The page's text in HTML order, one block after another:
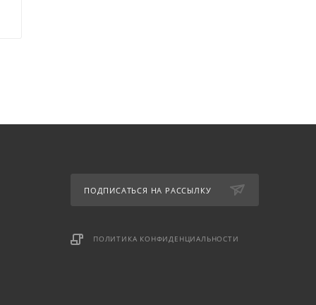
ПОДПИСАТЬСЯ НА РАССЫЛКУ
ПОЛИТИКА КОНФИДЕНЦИАЛЬНОСТИ